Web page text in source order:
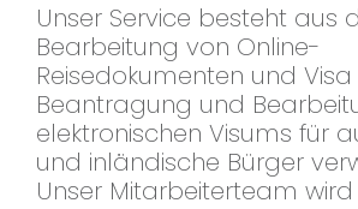
Unser Service besteht aus
Bearbeitung von Online-
Reisedokumenten und
Beantragung und
elektronischen Visums für
und inländische Bürger
Unser Mitarbeiterteam